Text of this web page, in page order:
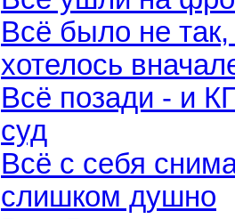
Всё было не так,
хотелось
Всё позади - и
суд
Всё с себя
слишком душно